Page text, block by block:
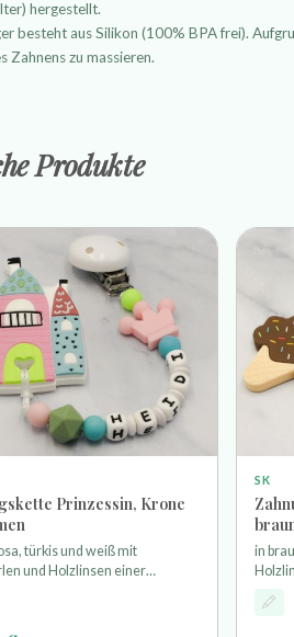
hergestellt.
besteht aus Silikon (100% BPA frei).
Zahnens zu massieren.
Produkte
Prinzessin, Krone
türkis und weiß mit
und Holzlinsen einer
und Krone als Motivperle
Schloss als Anhänger
SK
in